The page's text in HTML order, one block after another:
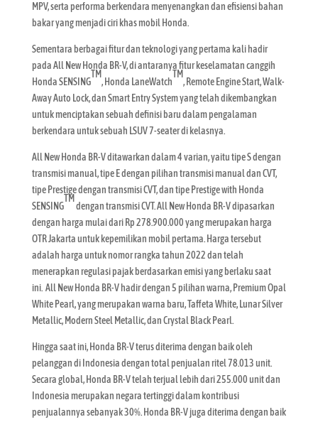
MPV, serta performa berkendara menyenangkan dan efisiensi bahan
bakar yang menjadi ciri khas mobil Honda.
Sementara berbagai fitur dan teknologi yang pertama kali hadir
pada All New Honda BR-V, di antaranya fitur keselamatan canggih
Honda SENSING
TM
, Honda LaneWatch
TM
, Remote Engine Start, Walk-
Away Auto Lock, dan Smart Entry System yang telah dikembangkan
untuk menciptakan sebuah definisi baru dalam pengalaman
berkendara untuk sebuah LSUV 7-seater di kelasnya.
All New Honda BR-V ditawarkan dalam 4 varian, yaitu tipe S dengan
transmisi manual, tipe E dengan pilihan transmisi manual dan CVT,
tipe Prestige dengan transmisi CVT, dan tipe Prestige with Honda
SENSING
TM
dengan transmisi CVT. All New Honda BR-V dipasarkan
dengan harga mulai dari Rp 278.900.000 yang merupakan harga
OTR Jakarta untuk kepemilikan mobil pertama. Harga tersebut
adalah harga untuk nomor rangka tahun 2022 dan telah
menerapkan regulasi pajak berdasarkan emisi yang berlaku saat
ini. All New Honda BR-V hadir dengan 5 pilihan warna, Premium Opal
White Pearl, yang merupakan warna baru, Taffeta White, Lunar Silver
Metallic, Modern Steel Metallic, dan Crystal Black Pearl.
Hingga saat ini, Honda BR-V terus diterima dengan baik oleh
pelanggan di Indonesia dengan total penjualan ritel 78.013 unit.
Secara global, Honda BR-V telah terjual lebih dari 255.000 unit dan
Indonesia merupakan negara tertinggi dalam kontribusi
penjualannya sebanyak 30%. Honda BR-V juga diterima dengan baik